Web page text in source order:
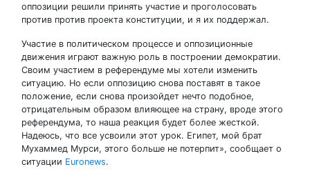
оппозиции решили принять участие и проголосовать
против против проекта конституции, и я их поддержал.
Участие в политическом процессе и оппозиционные
движения играют важную роль в построении демократии.
Своим участием в референдуме мы хотели изменить
ситуацию. Но если оппозицию снова поставят в такое
положение, если снова произойдет нечто подобное,
отрицательным образом влияющее на страну, вроде этого
референдума, то наша реакция будет более жесткой.
Надеюсь, что все усвоили этот урок. Египет, мой брат
Мухаммед Мурси, этого больше не потерпит», сообщает о
ситуации Euronews.